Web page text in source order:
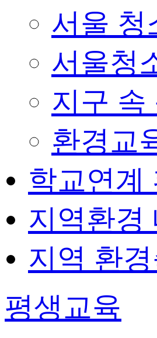
서울 청
서울청
지구 속
환경교
학교연계
지역환경
지역 환
평생교육